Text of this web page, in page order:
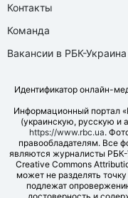
Контакты
Команда
Вакансии в РБК-Украина
Идентификатор онлайн-
Информационный портал
(украинскую, русскую и
https://www.rbc.ua.
правообладателям. Все
являются журналисты
Creative Commons
может не разделять
подлежат